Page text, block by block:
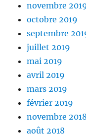
novembre
octobre 2019
septembre
juillet 2019
mai 2019
avril 2019
mars 2019
février 2019
novembre 2018
août 2018